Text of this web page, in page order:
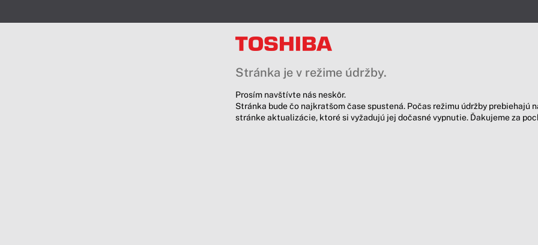
Stránka je v režime údržby.
Prosím navštívte nás neskôr.
Stránka bude čo najkratšom čase spustená. Počas režimu údržby prebiehajú
stránke aktualizácie, ktoré si vyžadujú jej dočasné vypnutie. Ďakujeme za